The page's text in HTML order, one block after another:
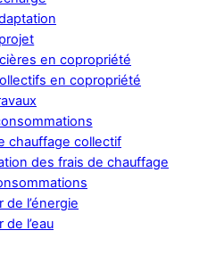
en copropriété
en copropriété
chauffage collectif
des frais de chauffage
de l’énergie
de l’eau